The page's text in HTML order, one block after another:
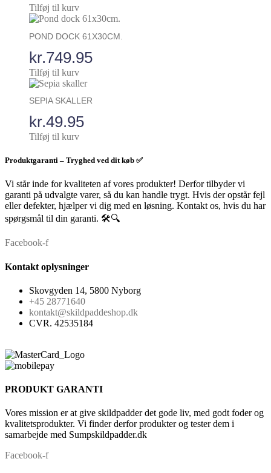
Tilføj til kurv
POND DOCK 61X30CM.
kr.749.95
Tilføj til kurv
SEPIA SKALLER
kr.49.95
Tilføj til kurv
Produktgaranti – Tryghed ved dit køb ✅
Vi står inde for kvaliteten af vores produkter! Derfor tilbyder vi
garanti på udvalgte varer, så du kan handle trygt. Hvis der opstår fejl
eller defekter, hjælper vi dig med en løsning. Kontakt os, hvis du har
spørgsmål til din garanti. 🛠️🔍
Facebook-f
Kontakt oplysninger
Skovgyden 14, 5800 Nyborg
+45 28771640
kontakt@skildpaddeshop.dk
CVR. 42535184
PRODUKT GARANTI
Vores mission er at give skildpadder det gode liv, med godt foder og
kvalitetsprodukter. Vi finder derfor produkter og tester dem i
samarbejde med Sumpskildpadder.dk
Facebook-f